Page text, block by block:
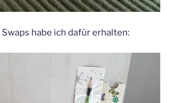
habe ich dafür erhalten: